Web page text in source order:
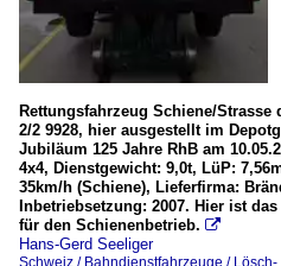
Rettungsfahrzeug Schiene/Strasse
2/2 9928, hier ausgestellt im
Jubiläum 125 Jahre RhB am
4x4, Dienstgewicht: 9,0t, LüP:
35km/h (Schiene), Lieferfirma:
Inbetriebsetzung: 2007. Hier ist
für den Schienenbetrieb. 
Hans-Gerd Seeliger